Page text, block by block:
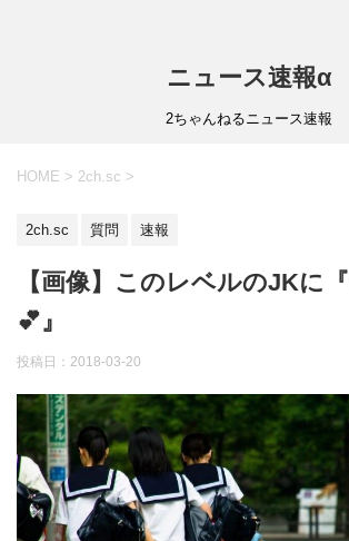
ニュース速報α
2ちゃんねるニュース速報
HOME > 2ch.sc >
2ch.sc 質問 速報
【画像】このレベルのJKに
💕』
投稿日： 2018-03-20